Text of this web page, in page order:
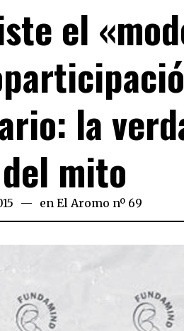
el
la
mito
en El Aromo nº 69